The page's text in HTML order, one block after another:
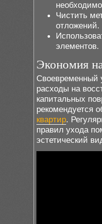
Чистить
отложений.
элементов.
Экономия
Своевременный
расходы на
капитальных
рекомендуется
квартир.
правил ухода
эстетический